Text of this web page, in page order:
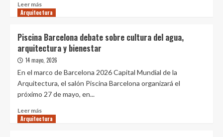
IA
bajo
estrategia
de
inteligente
Leer más
más
presenta
en
CASACOR
de
vivienda
en
concreto
Arquitectura
Piscina Barcelona debate sobre cultura del agua,
arquitectura y bienestar
14 mayo, 2026
En el marco de Barcelona 2026 Capital Mundial de la
Arquitectura, el salón Piscina Barcelona organizará el
próximo 27 de mayo, en...
Leer más
más
Arquitectura